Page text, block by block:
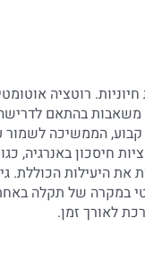
רוטציה
משאבות בהתאם
הממשיכה
חיסכון באנרגיה,
הכוללת.
במקרה של תקלה
לאורך זמן.